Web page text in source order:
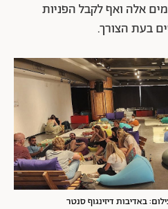
אלה ואף לקבל הפניות
בעת הצורך.
באדיבות דיזינגוף סנטר